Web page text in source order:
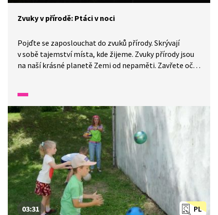
Zvuky v přírodě: Ptáci v noci
Pojďte se zaposlouchat do zvuků přírody. Skrývají
v sobě tajemství místa, kde žijeme. Zvuky přírody jsou
na naší krásné planetě Zemi od nepaměti. Zavřete oči,
PL
03:31